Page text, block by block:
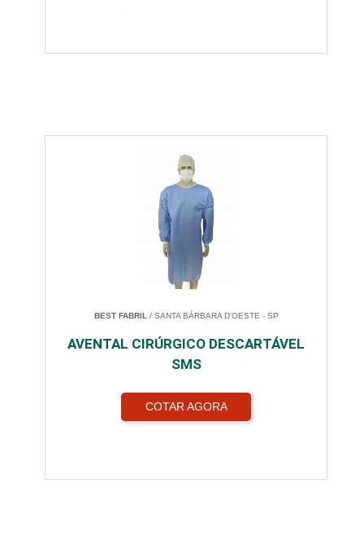
BEST FABRIL / SANTA BÁRBARA D'OESTE - SP
AVENTAL CIRÚRGICO DESCARTÁVEL
SMS
COTAR AGORA